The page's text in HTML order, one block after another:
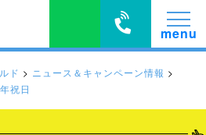
ド > ニュース＆キャンペーン情報 >
祝日